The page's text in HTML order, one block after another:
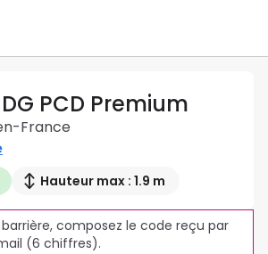
PCD Premium
France
Hauteur max : 1.9 m
composez le code reçu par
(6 chiffres).